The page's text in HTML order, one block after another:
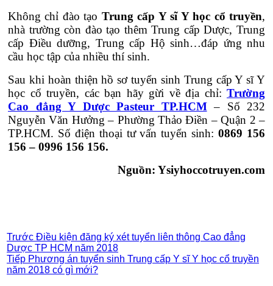
Không chỉ đào tạo Trung cấp Y sĩ Y học cổ truyền,
nhà trường còn đào tạo thêm Trung cấp Dược, Trung
cấp Điều dưỡng, Trung cấp Hộ sinh…đáp ứng nhu
cầu học tập của nhiều thí sinh.
Sau khi hoàn thiện hồ sơ tuyển sinh Trung cấp Y sĩ Y
học cổ truyền, các bạn hãy gừi về địa chỉ: Trường
Cao đẳng Y Dược Pasteur TP.HCM– Số 232
Nguyễn Văn Hưởng – Phường Thảo Điền – Quận 2 –
TP.HCM. Số điện thoại tư vấn tuyển sinh:0869 156
156 – 0996 156 156.
Nguồn: Ysiyhoccotruyen.com
Trước Điều kiện đăng ký xét tuyển liên thông Cao đẳng
Dược TP HCM năm 2018
Tiếp Phương án tuyển sinh Trung cấp Y sĩ Y học cổ truyền
năm 2018 có gì mới?